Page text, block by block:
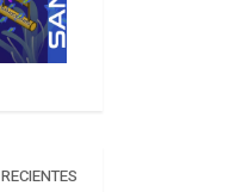
RECIENTES